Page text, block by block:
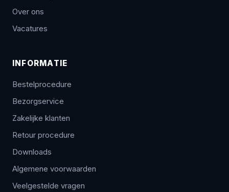
Over ons
Vacatures
INFORMATIE
Bestelprocedure
Bezorgservice
Zakelijke klanten
Retour procedure
Downloads
Algemene voorwaarden
Veelgestelde vragen